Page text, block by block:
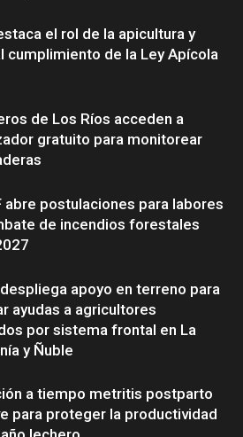
el rol de la apicultura y
cumplimiento de la Ley Apícola
de Los Ríos acceden a
gratuito para monitorear
abre postulaciones para labores
de incendios forestales
despliega apoyo en terreno para
ayudas a agricultores
por sistema frontal en La
y Ñuble
a tiempo metritis postparto
para proteger la productividad